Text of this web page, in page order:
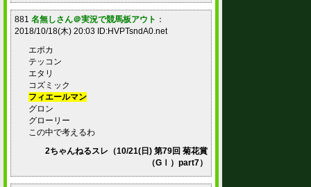
881 名無しさん＠実況で競馬板アウト ：
2018/10/18(木) 20:03 ID:HVPTsndA0.net
エポカ
テッコン
エタリ
コズミック
フィエールマン
グロン
グローリー
この中で考えるわ
2ちゃんねるスレ（10/21(日) 第79回 菊花賞
（GⅠ）part7）